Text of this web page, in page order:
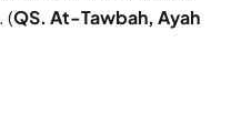
(QS. At-Tawbah, Ayah